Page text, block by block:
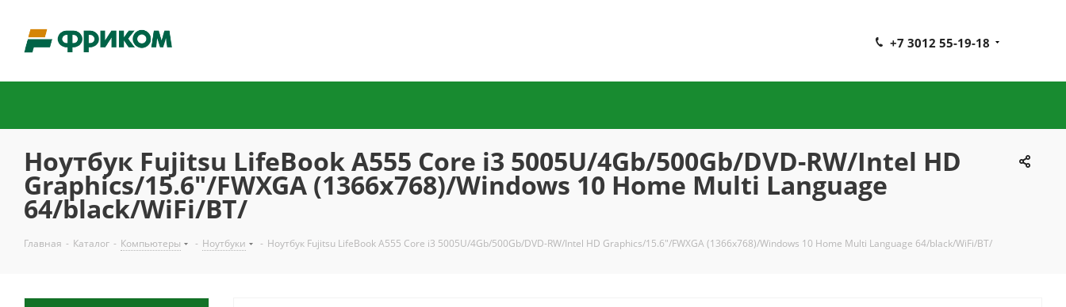
+7 3012 55-19-18
Ноутбук Fujitsu LifeBook A555 Core i3 5005U/4Gb/500Gb/DVD-RW/Intel HD
Graphics/15.6"/FWXGA (1366x768)/Windows 10 Home Multi Language
64/black/WiFi/BT/
Главная - Каталог - Компьютеры - Ноутбуки - Ноутбук Fujitsu LifeBook A555 Core i3 5005U/4Gb/500Gb/DVD-RW/Intel HD Graphics/15.6"/FWXGA (1366x768)/Windows 10 Home Multi Language 64/black/WiFi/BT/